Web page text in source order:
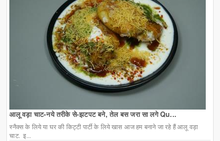
आलू वड़ा चाट-नये तरीके से-झटपट बने, तेल बस जरा सा लगे Qu...
स्नैक्स के लिये या घर की किट्टी पार्टी के लिये खास आज हम बनाने जा रहे हैं आलू वड़ा
चाट. इ...